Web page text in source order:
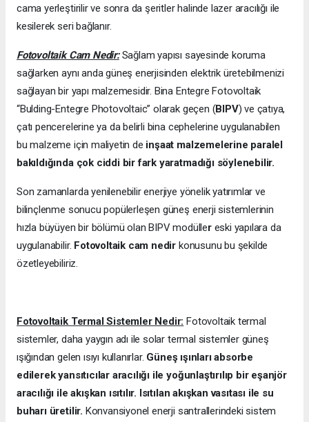
cama yerleştirilir ve sonra da şeritler halinde lazer aracılığı ile
kesilerek seri bağlanır.
Fotovoltaik Cam Nedir:Sağlam yapısı sayesinde koruma
sağlarken aynı anda güneş enerjisinden elektrik üretebilmenizi
sağlayan bir yapı malzemesidir. Bina Entegre Fotovoltaik
“Bulding-Entegre Photovoltaic” olarak geçen (BIPV) ve çatıya,
çatı pencerelerine ya da belirli bina cephelerine uygulanabilen
bu malzeme için maliyetin de inşaat malzemelerine paralel
bakıldığında çok ciddi bir fark yaratmadığı söylenebilir.
Son zamanlarda yenilenebilir enerjiye yönelik yatırımlar ve
bilinçlenme sonucu popülerleşen güneş enerji sistemlerinin
hızla büyüyen bir bölümü olan BIPV modüller eski yapılara da
uygulanabilir. Fotovoltaik cam nedir konusunu bu şekilde
özetleyebiliriz.
Fotovoltaik Termal Sistemler Nedir: Fotovoltaik termal
sistemler, daha yaygın adı ile solar termal sistemler güneş
ışığından gelen ısıyı kullanırlar. Güneş ışınları absorbe
edilerek yansıtıcılar aracılığı ile yoğunlaştırılıp bir eşanjör
aracılığı ile akışkan ısıtılır. Isıtılan akışkan vasıtası ile su
buharı üretilir. Konvansiyonel enerji santrallerindeki sistem